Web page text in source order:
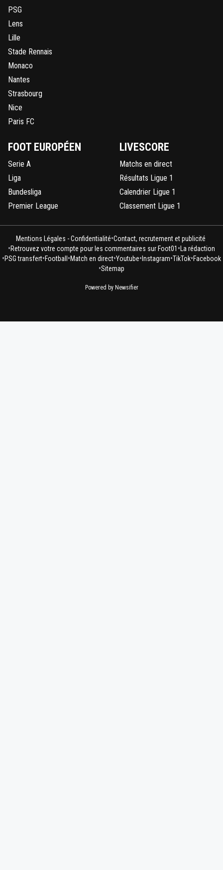
PSG
Lens
Lille
Stade Rennais
Monaco
Nantes
Strasbourg
Nice
Paris FC
FOOT EUROPÉEN
Serie A
Liga
Bundesliga
Premier League
LIVESCORE
Matchs en direct
Résultats Ligue 1
Calendrier Ligue 1
Classement Ligue 1
Mentions Légales - Confidentialité•Contact, recrutement et publicité
•Retrouvez votre compte pour les commentaires sur Foot01 • La rédaction
•PSG transfert•Football •Match en direct•Youtube• Instagram•TikTok•Facebook
•Sitemap
Powered by Newsifier